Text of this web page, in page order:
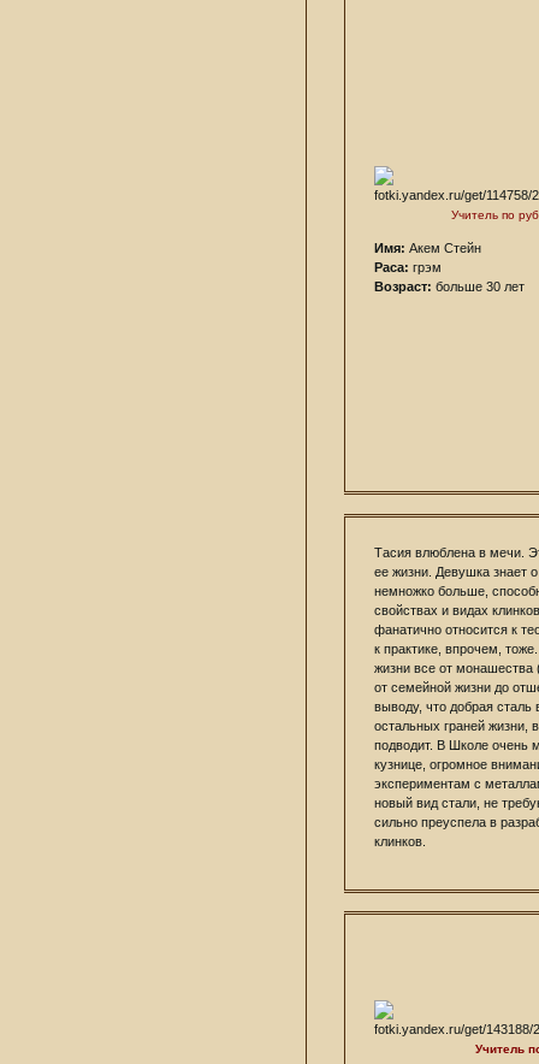
Учитель по
Имя: Акем Стейн
Раса: грэм
Возраст: больше 30 лет
Тасия влюблена в мечи.
ее жизни. Девушка знает
немножко больше,
свойствах и видах
фанатично относится к
к практике, впрочем,
жизни все от монашества
от семейной жизни до
выводу, что добрая сталь
остальных граней жизни,
подводит. В Школе очень
кузнице, огромное
экспериментам с
новый вид стали, не
сильно преуспела в
клинков.
Учитель